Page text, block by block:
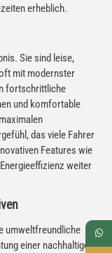
erheblich.
Sie sind leise,
mit modernster
fortschrittliche
und komfortable
das viele Fahrer
Features wie
weiter
umweltfreundliche
einer nachhaltigen